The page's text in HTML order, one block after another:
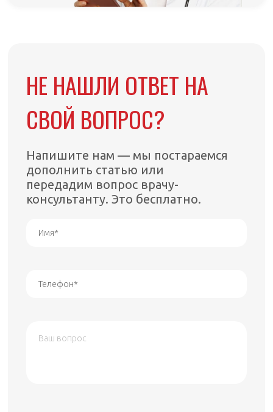
НЕ НАШЛИ ОТВЕТ НА
СВОЙ ВОПРОС?
Напишите нам — мы постараемся
дополнить статью или
передадим вопрос врачу-
консультанту. Это бесплатно.